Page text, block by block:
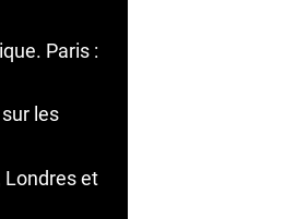
Paris :
les
Londres et